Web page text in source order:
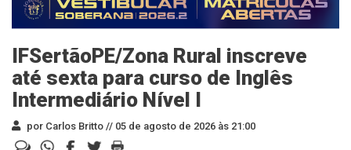
IFSertãoPE/Zona Rural inscreve
até sexta para curso de Inglês
Intermediário Nível I
por Carlos Britto // 05 de agosto de 2026 às 21:00